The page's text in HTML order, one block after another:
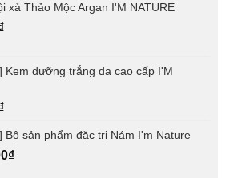
xả Thảo Mộc Argan I'M NATURE
Kem dưỡng trắng da cao cấp I'M
Bộ sản phẩm đặc trị Nám I'm Nature
₫